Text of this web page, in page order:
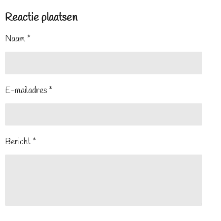
Reactie plaatsen
Naam *
E-mailadres *
Bericht *